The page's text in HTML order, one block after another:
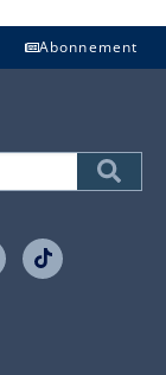
Abonnement